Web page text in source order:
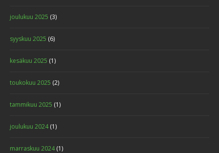
joulukuu 2025 (3)
syyskuu 2025 (6)
kesäkuu 2025 (1)
toukokuu 2025 (2)
tammikuu 2025 (1)
joulukuu 2024(1)
marraskuu 2024(1)